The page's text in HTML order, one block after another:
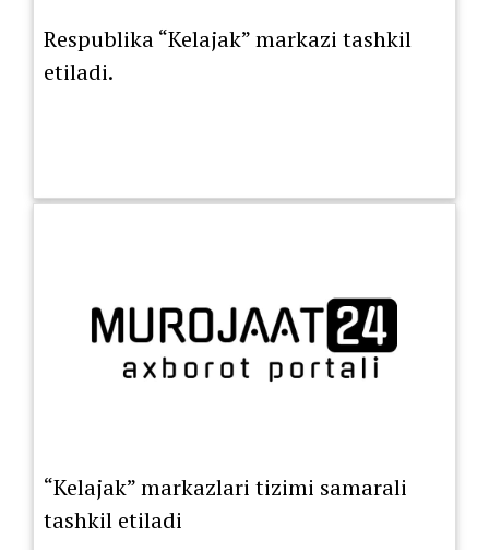
Respublika “Kelajak” markazi tashkil
etiladi.
“Kelajak” markazlari tizimi samarali
tashkil etiladi